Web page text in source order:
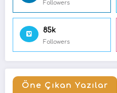
Followers
85k
Followers
Öne Çıkan Yazılar